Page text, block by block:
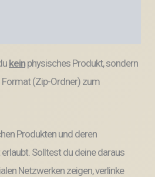
kein physisches Produkt, sondern
Format (Zip-Ordner) zum
Produkten und deren
Solltest du deine daraus
Netzwerken zeigen, verlinke